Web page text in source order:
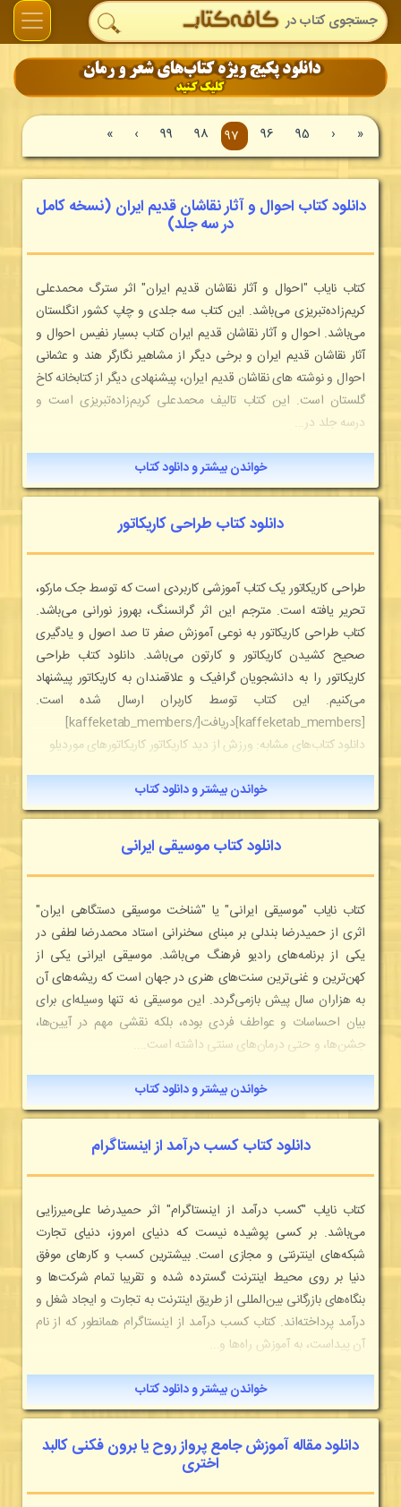
«
‹
95
96
97
98
99
›
»
دانلود کتاب احوال و آثار نقاشان قدیم ایران (نسخه کامل
در سه جلد)
كتاب نایاب "احوال و آثار نقاشان قدیم ایران" اثر سترگ محمدعلی
کریم‌زاده‌تبریزی می‌باشد. این کتاب سه جلدی و چاپ کشور انگلستان
می‌باشد. احوال و آثار نقاشان قدیم ایران کتاب بسیار نفیس احوال و
آثار نقاشان قدیم ایران و برخی دیگر از مشاهیر نگارگر هند و عثمانی
احوال و نوشته های نقاشان قدیم ایران، پیشنهادی دیگر از کتابخانه کاخ
گلستان است. این کتاب تالیف محمد‌علی کریم‌زاده‌تبریزی است و
درسه جلد در...
خواندن بیشتر و دانلود کتاب
دانلود کتاب طراحی کاریکاتور
طراحی کاریکاتور یک کتاب آموزشی کاربردی است که توسط جک مارکو،
تحریر یافته است. مترجم این اثر گرانسنگ، بهروز نورانی می‌باشد.
کتاب طراحی کاریکاتور به نوعی آموزش صفر تا صد اصول و یادگیری
صحیح کشیدن کاریکاتور و کارتون می‌باشد. دانلود کتاب طراحی
کاریکاتور را به دانشجویان گرافیک و علاقمندان به کاریکاتور پیشنهاد
می‌کنیم. این کتاب توسط کاربران ارسال شده است.
[kaffeketab_members]دریافت[/kaffeketab_members]
دانلود کتاب‌های مشابه: ورزش از دید کاریکاتور کاریکاتورهای موردیلو
خواندن بیشتر و دانلود کتاب
دانلود کتاب موسیقی ایرانی
كتاب نایاب "موسیقی ایرانی" یا "شناخت موسیقی دستگاهی ایران"
اثری از حمیدرضا بندلی بر مبنای سخنرانی استاد محمدرضا لطفی در
یکی از برنامه‌های رادیو فرهنگ می‌باشد. موسیقی ایرانی یکی از
کهن‌ترین و غنی‌ترین سنت‌های هنری در جهان است که ریشه‌های آن
به هزاران سال پیش بازمی‌گردد. این موسیقی نه تنها وسیله‌ای برای
بیان احساسات و عواطف فردی بوده، بلکه نقشی مهم در آیین‌ها،
جشن‌ها، و حتی درمان‌های سنتی داشته است....
خواندن بیشتر و دانلود کتاب
دانلود کتاب کسب درآمد از اینستاگرام
كتاب نایاب "کسب درآمد از اینستاگرام" اثر حمیدرضا علی‌میرزایی
می‌باشد. بر کسی پوشیده نیست که دنیای امروز، دنیای تجارت
شبکه‌های اینترنتی و مجازی است. بیشترین کسب و کارهای موفق
دنیا بر روی محیط اینترنت گسترده شده و تقریبا تمام شرکت‌ها و
بنگاه‌های بازرگانی بین‌المللی از طریق اینترنت به تجارت و ایجاد شغل و
درآمد پرداخته‌اند. كتاب کسب درآمد از اینستاگرام همانطور که از نام
آن پیداست، به آموزش راه‌ها و...
خواندن بیشتر و دانلود کتاب
دانلود مقاله آموزش جامع پرواز روح یا برون فکنی کالبد
اختری